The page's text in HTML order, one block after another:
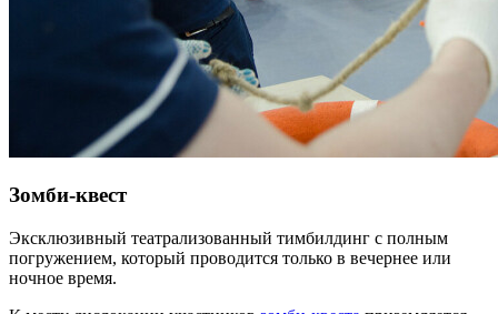
Зомби-квест
Эксклюзивный театрализованный тимбилдинг с полным
погружением, который проводится только в вечернее или
ночное время.